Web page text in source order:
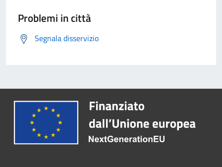
Problemi in città
Segnala disservizio